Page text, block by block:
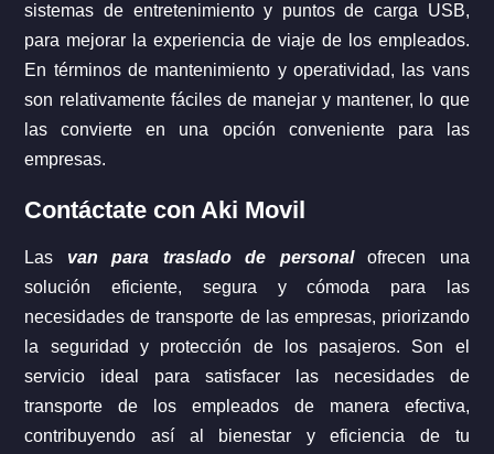
sistemas de entretenimiento y puntos de carga USB,
para mejorar la experiencia de viaje de los empleados.
En términos de mantenimiento y operatividad, las vans
son relativamente fáciles de manejar y mantener, lo que
las convierte en una opción conveniente para las
empresas.
Contáctate con Aki Movil
Las van para traslado de personalofrecen una
solución eficiente, segura y cómoda para las
necesidades de transporte de las empresas, priorizando
la seguridad y protección de los pasajeros. Son el
servicio ideal para satisfacer las necesidades de
transporte de los empleados de manera efectiva,
contribuyendo así al bienestar y eficiencia de tu